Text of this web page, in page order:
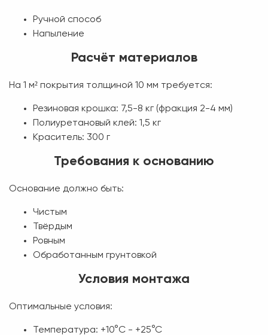
Ручной способ
Напыление
Расчёт материалов
На 1 м² покрытия толщиной 10 мм требуется:
Резиновая крошка: 7,5-8 кг (фракция 2-4 мм)
Полиуретановый клей: 1,5 кг
Краситель: 300 г
Требования к основанию
Основание должно быть:
Чистым
Твёрдым
Ровным
Обработанным грунтовкой
Условия монтажа
Оптимальные условия:
Температура: +10°C - +25°C